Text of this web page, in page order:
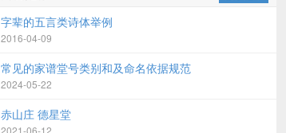
字辈的五言类诗体举例
2016-04-09
常见的家谱堂号类别和及命名依据规范
2024-05-22
赤山庄 德星堂
2021-06-12